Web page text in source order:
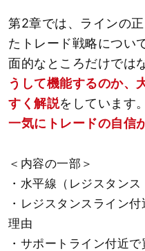
第2章では、ラインの
たトレード戦略につい
面的なところだけでは
うして機能するのか、
すく解説をしています
一気にトレードの自信
＜内容の一部＞
・水平線（レジスタン
・レジスタンスライン
理由
・サポートライン付近